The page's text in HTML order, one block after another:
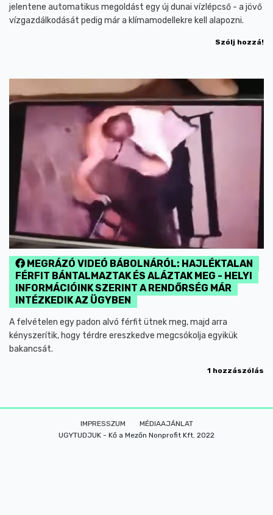
jelentene automatikus megoldást egy új dunai vízlépcső - a jövő
vízgazdálkodását pedig már a klímamodellekre kell alapozni.
Szólj hozzá!
MEGRÁZÓ VIDEÓ BÁBOLNÁRÓL: HAJLÉKTALAN
FÉRFIT BÁNTALMAZTAK ÉS ALÁZTAK MEG - HELYI
INFORMÁCIÓINK SZERINT A RENDŐRSÉG MÁR
INTÉZKEDIK AZ ÜGYBEN
A felvételen egy padon alvó férfit ütnek meg, majd arra
kényszerítik, hogy térdre ereszkedve megcsókolja egyikük
bakancsát.
1 hozzászólás
IMPRESSZUM
MÉDIAAJÁNLAT
UGYTUDJUK - Kő a Mezőn Nonprofit Kft. 2022